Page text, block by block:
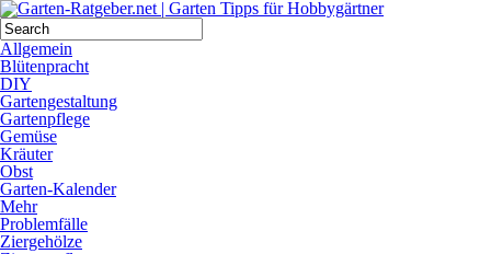
Allgemein
Blütenpracht
DIY
Gartengestaltung
Gartenpflege
Gemüse
Kräuter
Obst
Garten-Kalender
Mehr
Problemfälle
Ziergehölze